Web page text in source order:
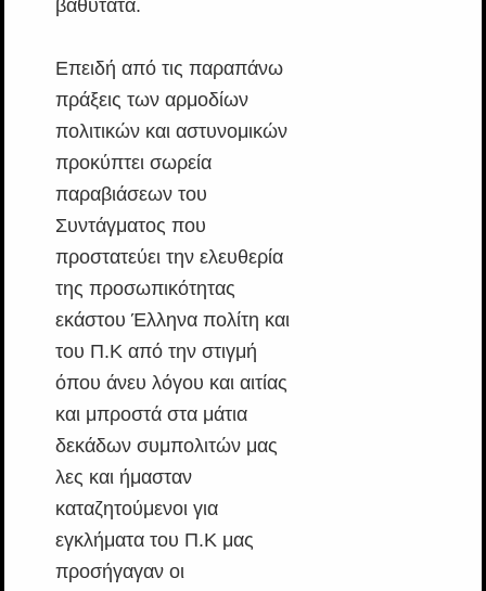
βαθύτατα.
Επειδή από τις παραπάνω
πράξεις των αρμοδίων
πολιτικών και αστυνομικών
προκύπτει σωρεία
παραβιάσεων του
Συντάγματος που
προστατεύει την ελευθερία
της προσωπικότητας
εκάστου Έλληνα πολίτη και
του Π.Κ από την στιγμή
όπου άνευ λόγου και αιτίας
και μπροστά στα μάτια
δεκάδων συμπολιτών μας
λες και ήμασταν
καταζητούμενοι για
εγκλήματα του Π.Κ μας
προσήγαγαν οι